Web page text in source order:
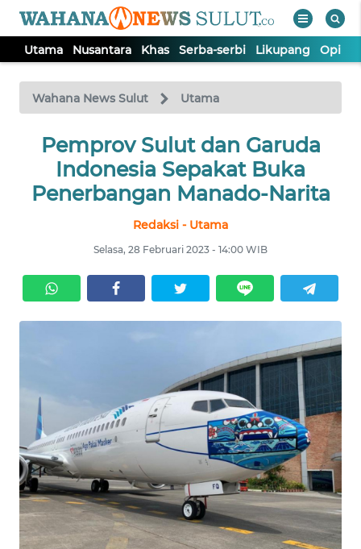
Utama Nusantara Khas Serba-serbi Likupang Opini
Wahana News Sulut Utama
Pemprov Sulut dan Garuda
Indonesia Sepakat Buka
Penerbangan Manado-Narita
Redaksi - Utama
Selasa, 28 Februari 2023 - 14:00 WIB
TV
Tutup
UTAMA
NUSANTARA
SERBA-
SERBI
Informasi
INDEKS
BERITA
KAMI